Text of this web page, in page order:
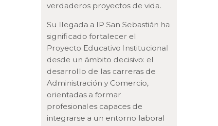
verdaderos proyectos de vida.
Su llegada a IP San Sebastián ha
significado fortalecer el
Proyecto Educativo Institucional
desde un ámbito decisivo: el
desarrollo de las carreras de
Administración y Comercio,
orientadas a formar
profesionales capaces de
integrarse a un entorno laboral